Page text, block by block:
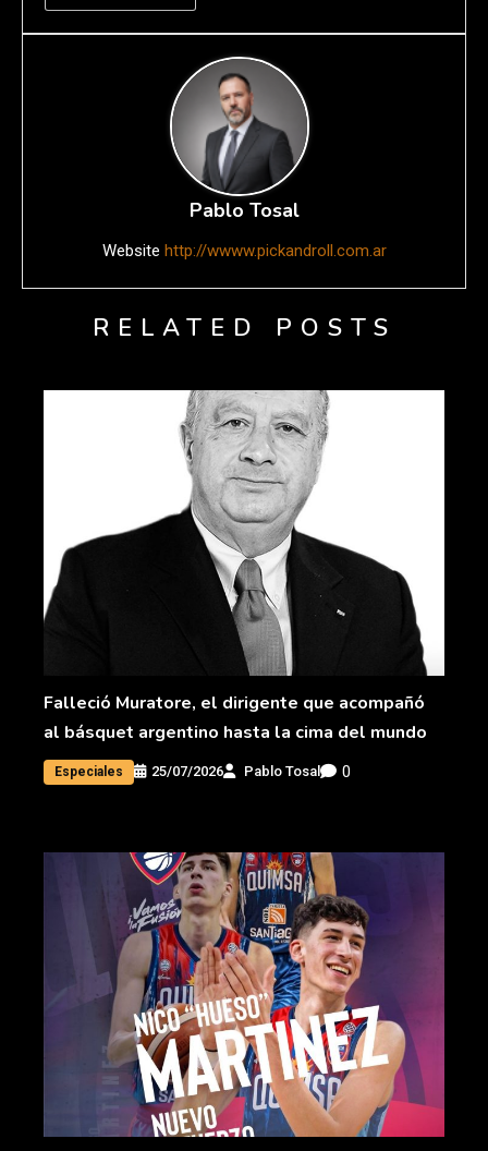
Pablo Tosal
Website http://wwww.pickandroll.com.ar
RELATED POSTS
Falleció Muratore, el dirigente que acompañó
al básquet argentino hasta la cima del mundo
Especiales 25/07/2026 Pablo Tosal 0